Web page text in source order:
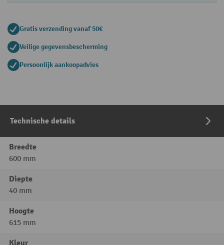
Gratis verzending vanaf 50€
Veilige gegevensbescherming
Persoonlijk aankoopadvies
Technische details
Breedte
600 mm
Diepte
40 mm
Hoogte
615 mm
Kleur